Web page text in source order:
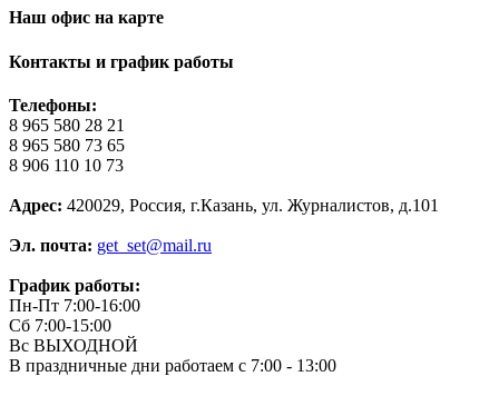
Наш офис на карте
Контакты и график работы
Телефоны:
8 965 580 28 21
8 965 580 73 65
8 906 110 10 73
Адрес: 420029, Россия, г.Казань, ул. Журналистов, д.101
Эл. почта: get_set@mail.ru
График работы:
Пн-Пт 7:00-16:00
Сб 7:00-15:00
Вс ВЫХОДНОЙ
В праздничные дни работаем с 7:00 - 13:00